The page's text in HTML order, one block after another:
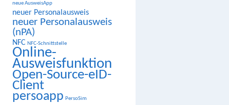
neue AusweisApp
neuer Personalausweis
neuer Personalausweis
(nPA)
NFC NFC-Schnittstelle
Online-
Ausweisfunktion
Open-Source-eID-
Client
persoapp PersoSim